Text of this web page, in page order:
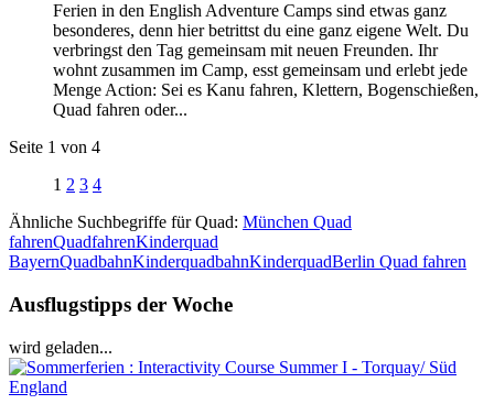
Ferien in den English Adventure Camps sind etwas ganz
besonderes, denn hier betrittst du eine ganz eigene Welt. Du
verbringst den Tag gemeinsam mit neuen Freunden. Ihr
wohnt zusammen im Camp, esst gemeinsam und erlebt jede
Menge Action: Sei es Kanu fahren, Klettern, Bogenschießen,
Quad fahren oder...
Seite 1 von 4
1 2 3 4
Ähnliche Suchbegriffe für Quad: München Quad
fahrenQuadfahrenKinderquad
BayernQuadbahnKinderquadbahnKinderquadBerlin Quad fahren
Ausflugstipps der Woche
wird geladen...